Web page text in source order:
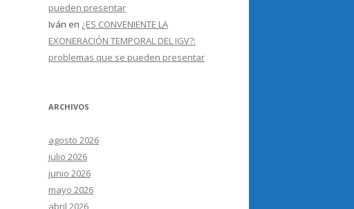
pueden presentar
Iván en ¿ES CONVENIENTE LA
EXONERACIÓN TEMPORAL DEL IGV?:
problemas que se pueden presentar
ARCHIVOS
agosto 2026
julio 2026
junio 2026
mayo 2026
abril 2026